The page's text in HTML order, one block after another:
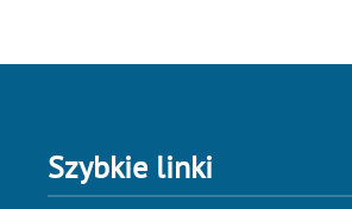
Szybkie linki